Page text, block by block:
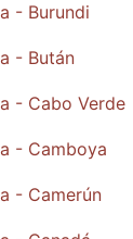
- Burundi
- Bután
- Cabo Verde
- Camboya
- Camerún